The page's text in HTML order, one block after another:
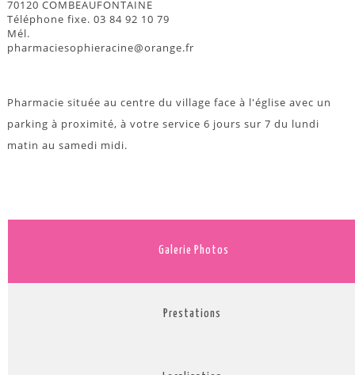
70120 COMBEAUFONTAINE
Téléphone fixe. 03 84 92 10 79
Mél.
pharmaciesophieracine@orange.fr
Pharmacie située au centre du village face à l'église avec un
parking à proximité, à votre service 6 jours sur 7 du lundi
matin au samedi midi.
Galerie Photos
Prestations